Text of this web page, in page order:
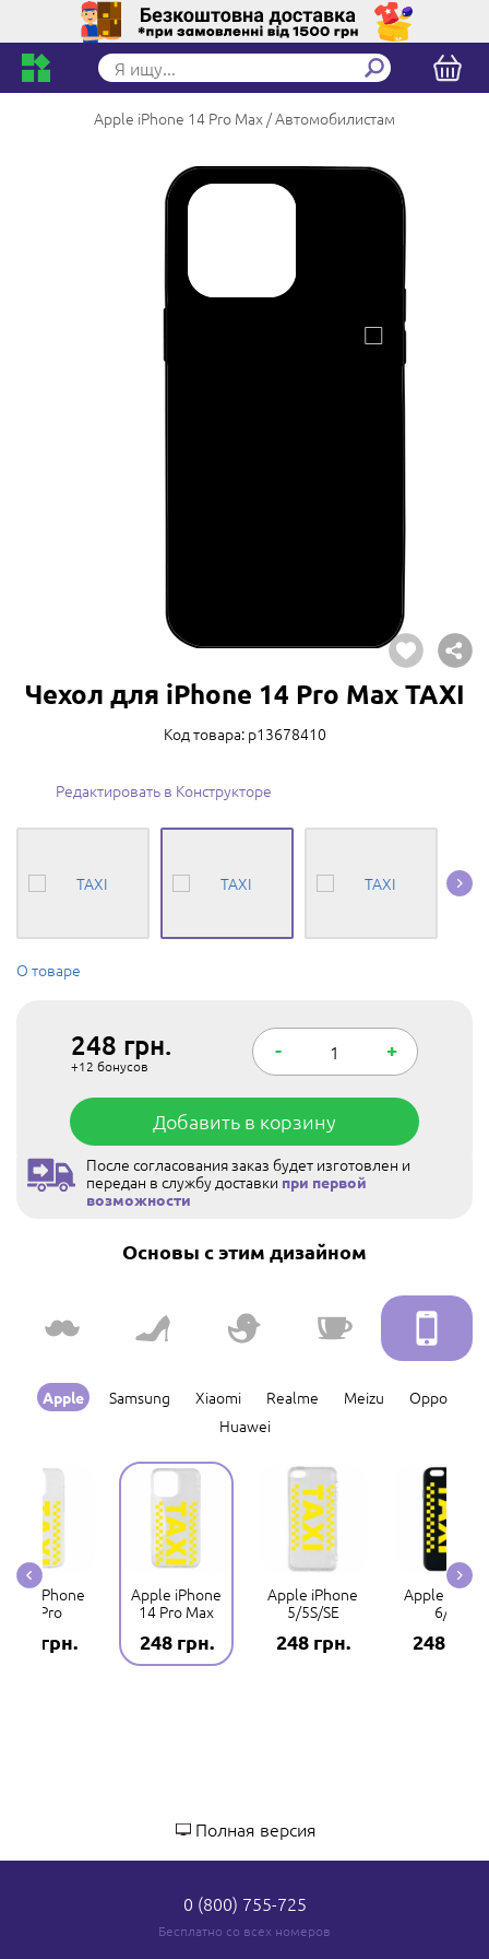
Apple iPhone 14 Pro Max Автомобилистам
Чехол для iPhone 14 Pro Max TAXI
Код товара: p13678410
Редактировать в Конструкторе
О товаре
248 грн.
+12 бонусов
- +
Добавить в корзину
После согласования заказ будет изготовлен и
передан в службу доставки при первой
возможности
Основы с этим дизайном
Apple Samsung Xiaomi Realme Meizu
Oppo
Huawei
iPhone
14 Pro
248 грн.
Apple iPhone
14 Pro Max
248 грн.
Apple iPhone
5/5S/SE
248 грн.
Apple
6/6S
248 грн.
Полная версия
0 (800) 755-725
Бесплатно со всех номеров